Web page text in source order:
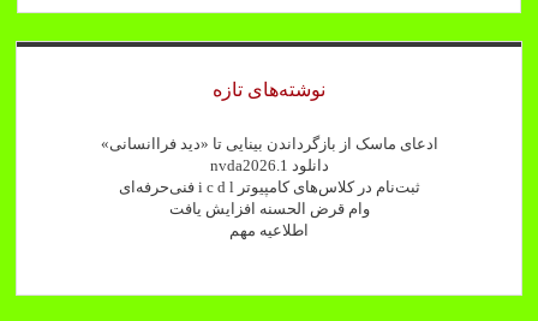
تلفن
رومیزی
نوشته‌های تازه
ادعای ماسک از بازگرداندن بینایی تا «دید فراانسانی»
دانلود nvda2026.1
ثبت‌نام در کلاس‌های کامپیوتر i c d l فنی‌حرفه‌ای
وام قرض الحسنه افزایش یافت
اطلاعیه مهم